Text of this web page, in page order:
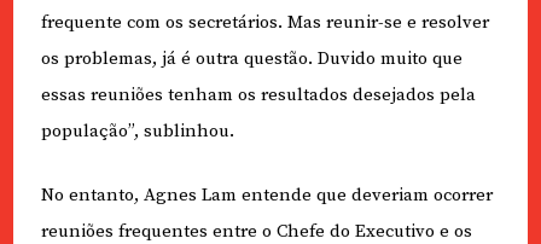
frequente com os secretários. Mas reunir-se e resolver
os problemas, já é outra questão. Duvido muito que
essas reuniões tenham os resultados desejados pela
população”, sublinhou.
No entanto, Agnes Lam entende que deveriam ocorrer
reuniões frequentes entre o Chefe do Executivo e os